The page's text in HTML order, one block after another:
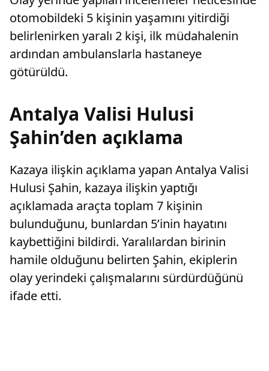
otomobildeki 5 kişinin yaşamını yitirdiği
belirlenirken yaralı 2 kişi, ilk müdahalenin
ardından ambulanslarla hastaneye
götürüldü.
Antalya Valisi Hulusi
Şahin’den açıklama
Kazaya ilişkin açıklama yapan Antalya Valisi
Hulusi Şahin, kazaya ilişkin yaptığı
açıklamada araçta toplam 7 kişinin
bulunduğunu, bunlardan 5’inin hayatını
kaybettiğini bildirdi. Yaralılardan birinin
hamile olduğunu belirten Şahin, ekiplerin
olay yerindeki çalışmalarını sürdürdüğünü
ifade etti.